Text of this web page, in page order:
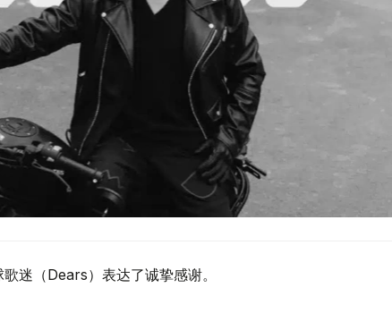
迷（Dears）表达了诚挚感谢。